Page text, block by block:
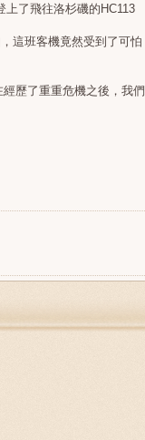
了飛往洛杉磯的HC113
這班客機竟然受到了可怕
歷了重重危機之後，我們